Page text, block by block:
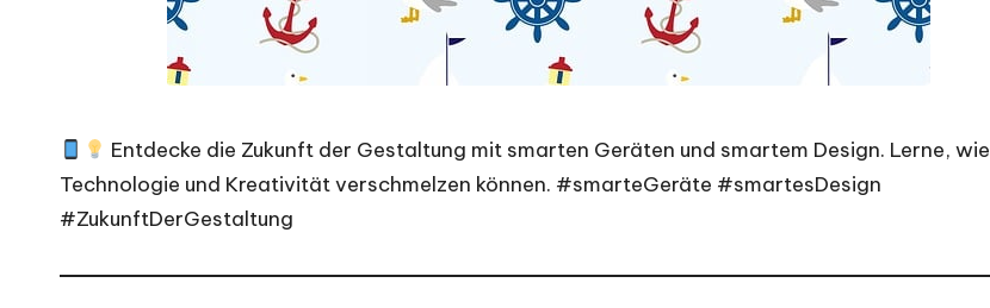
Entdecke die Zukunft der Gestaltung mit smarten Geräten und smartem Design. Lerne, wie
Technologie und Kreativität verschmelzen können. #smarteGeräte #smartesDesign
#ZukunftDerGestaltung